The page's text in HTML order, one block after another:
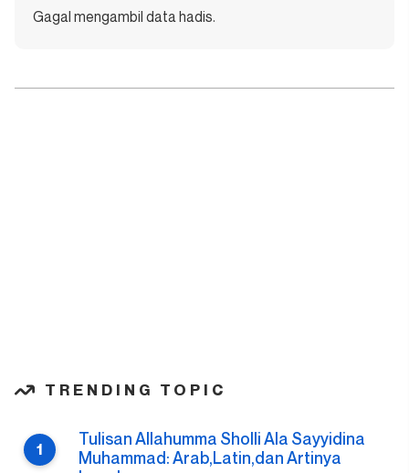
Gagal mengambil data hadis.
TRENDING TOPIC
Tulisan Allahumma Sholli Ala Sayyidina
Muhammad: Arab,Latin,dan Artinya